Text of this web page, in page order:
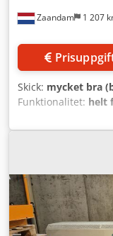
Zaandam 1 207
Skick: mycket bra
Funktionalitet: helt
, Storlek
sidobord